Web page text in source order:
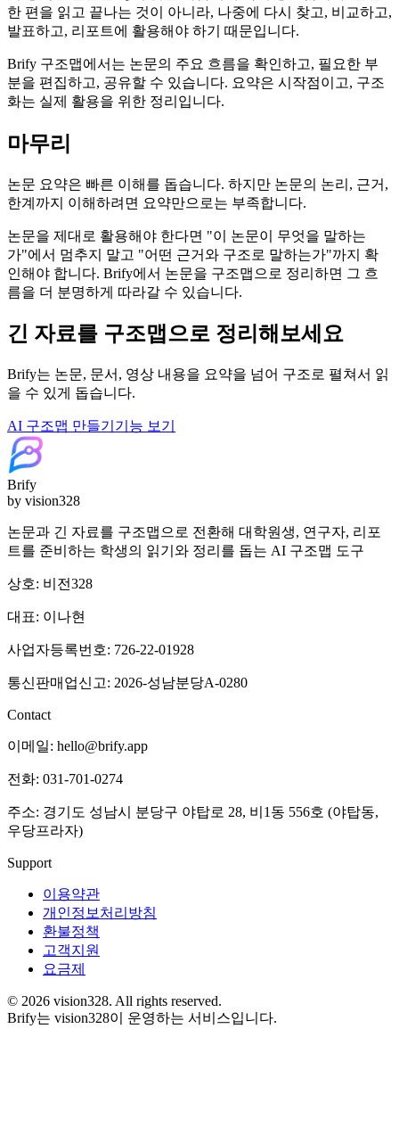
한 편을 읽고 끝나는 것이 아니라, 나중에 다시 찾고, 비교하고,
발표하고, 리포트에 활용해야 하기 때문입니다.
Brify 구조맵에서는 논문의 주요 흐름을 확인하고, 필요한 부
분을 편집하고, 공유할 수 있습니다. 요약은 시작점이고, 구조
화는 실제 활용을 위한 정리입니다.
마무리
논문 요약은 빠른 이해를 돕습니다. 하지만 논문의 논리, 근거,
한계까지 이해하려면 요약만으로는 부족합니다.
논문을 제대로 활용해야 한다면 "이 논문이 무엇을 말하는
가"에서 멈추지 말고 "어떤 근거와 구조로 말하는가"까지 확
인해야 합니다. Brify에서 논문을 구조맵으로 정리하면 그 흐
름을 더 분명하게 따라갈 수 있습니다.
긴 자료를 구조맵으로 정리해보세요
Brify는 논문, 문서, 영상 내용을 요약을 넘어 구조로 펼쳐서 읽
을 수 있게 돕습니다.
AI 구조맵 만들기 기능 보기
Brify
by vision328
논문과 긴 자료를 구조맵으로 전환해 대학원생, 연구자, 리포
트를 준비하는 학생의 읽기와 정리를 돕는 AI 구조맵 도구
상호: 비전328
대표: 이나현
사업자등록번호: 726-22-01928
통신판매업신고: 2026-성남분당A-0280
Contact
이메일: hello@brify.app
전화: 031-701-0274
주소: 경기도 성남시 분당구 야탑로 28, 비1동 556호 (야탑동,
우당프라자)
Support
이용약관
개인정보처리방침
환불정책
고객지원
요금제
© 2026 vision328. All rights reserved.
Brify는 vision328이 운영하는 서비스입니다.